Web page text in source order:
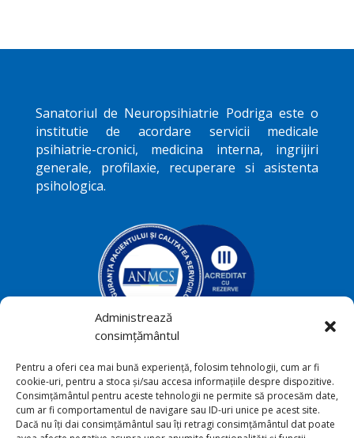
Administrează
consimțământul
Pentru a oferi cea mai bună experiență, folosim tehnologii, cum ar fi
cookie-uri, pentru a stoca și/sau accesa informațiile despre dispozitive.
Consimțământul pentru aceste tehnologii ne permite să procesăm date,
cum ar fi comportamentul de navigare sau ID-uri unice pe acest site.
Dacă nu îți dai consimțământul sau îți retragi consimțământul dat poate
Sanatoriul de Neuropsihiatrie Podriga este o
institutie de acordare servicii medicale
psihiatrie-cronici, medicina interna, ingrijiri
generale, profilaxie, recuperare si asistenta
psihologica.

Podriga, com. Draguseni, jud.
Botoşani
 +40231 541 211